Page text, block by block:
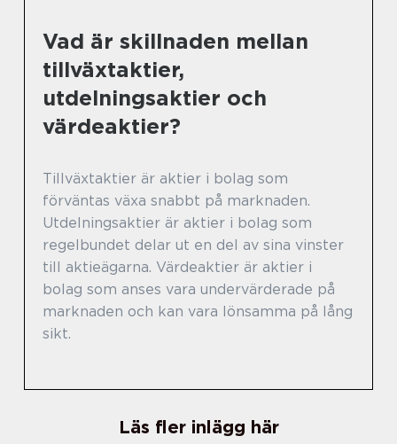
Vad är skillnaden mellan
tillväxtaktier,
utdelningsaktier och
värdeaktier?
Tillväxtaktier är aktier i bolag som
förväntas växa snabbt på marknaden.
Utdelningsaktier är aktier i bolag som
regelbundet delar ut en del av sina vinster
till aktieägarna. Värdeaktier är aktier i
bolag som anses vara undervärderade på
marknaden och kan vara lönsamma på lång
sikt.
Läs fler inlägg här